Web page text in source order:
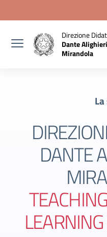
Direzione
Dante
Mirandola
DANTE